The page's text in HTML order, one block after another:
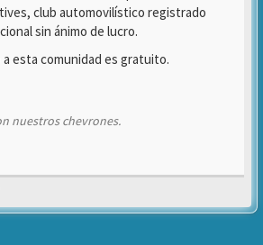
club automovilístico registrado
sin ánimo de lucro.
esta comunidad es gratuito.
nuestros chevrones.